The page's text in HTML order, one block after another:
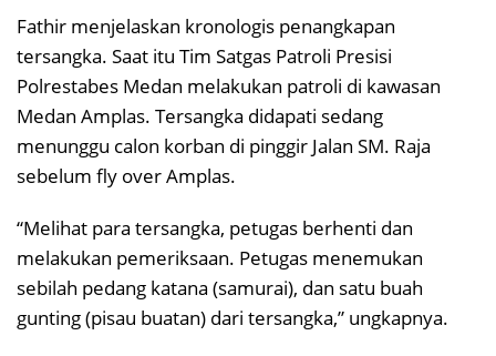
Fathir menjelaskan kronologis penangkapan
tersangka. Saat itu Tim Satgas Patroli Presisi
Polrestabes Medan melakukan patroli di kawasan
Medan Amplas. Tersangka didapati sedang
menunggu calon korban di pinggir Jalan SM. Raja
sebelum fly over Amplas.
“Melihat para tersangka, petugas berhenti dan
melakukan pemeriksaan. Petugas menemukan
sebilah pedang katana (samurai), dan satu buah
gunting (pisau buatan) dari tersangka,” ungkapnya.